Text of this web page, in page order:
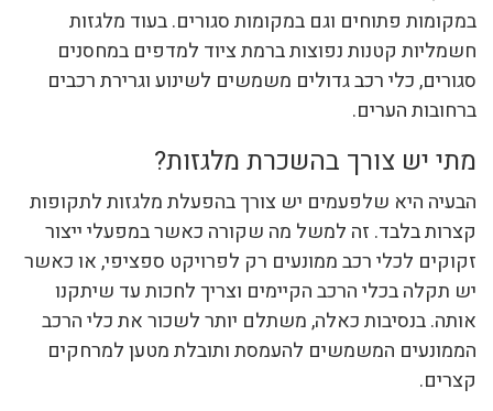
במקומות פתוחים וגם במקומות סגורים. בעוד מלגזות
חשמליות קטנות נפוצות ברמת ציוד למדפים במחסנים
סגורים, כלי רכב גדולים משמשים לשינוע וגרירת רכבים
ברחובות הערים.
מתי יש צורך בהשכרת מלגזות?
הבעיה היא שלפעמים יש צורך בהפעלת מלגזות לתקופות
קצרות בלבד. זה למשל מה שקורה כאשר במפעלי ייצור
זקוקים לכלי רכב ממונעים רק לפרויקט ספציפי, או כאשר
יש תקלה בכלי הרכב הקיימים וצריך לחכות עד שיתקנו
אותה. בנסיבות כאלה, משתלם יותר לשכור את כלי הרכב
הממונעים המשמשים להעמסת ותובלת מטען למרחקים
קצרים.